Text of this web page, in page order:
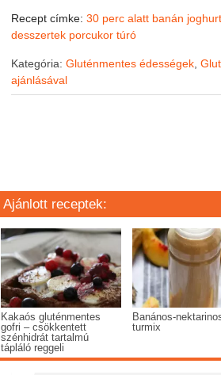
Recept címke: 30 perc alatt banán joghurt
desszertek porcukor túró
Kategória: Gluténmentes édességek
ajánlásával
Ajánlott receptek:
Kakaós gluténmentes
gofri – csökkentett
szénhidrát tartalmú
tápláló reggeli
Banános-
turmix